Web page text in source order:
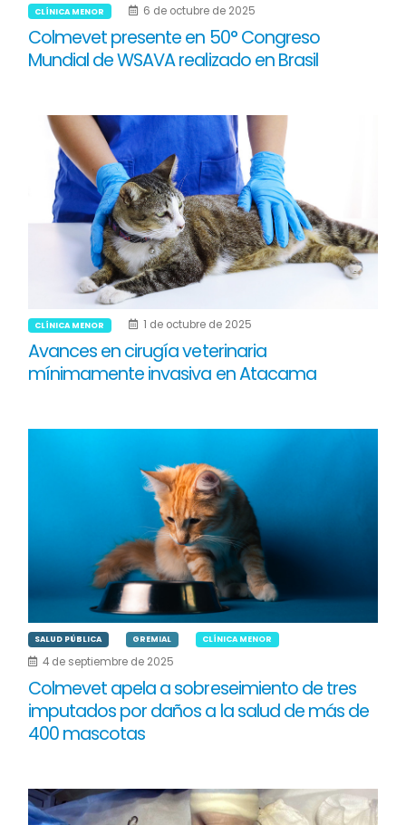
CLÍNICA MENOR 6 de octubre de 2025
Colmevet presente en 50° Congreso
Mundial de WSAVA realizado en Brasil
CLÍNICA MENOR 1 de octubre de 2025
Avances en cirugía veterinaria
mínimamente invasiva en Atacama
SALUD PÚBLICA GREMIAL CLÍNICA MENOR
4 de septiembre de 2025
Colmevet apela a sobreseimiento de tres
imputados por daños a la salud de más de
400 mascotas